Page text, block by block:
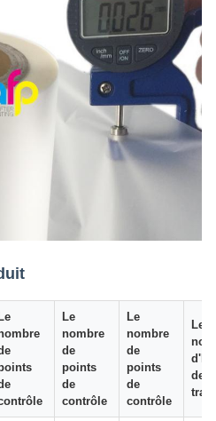
Le
nombre
de
points
de
contrôle
Le
nombre
de
points
de
contrôle
Le
de